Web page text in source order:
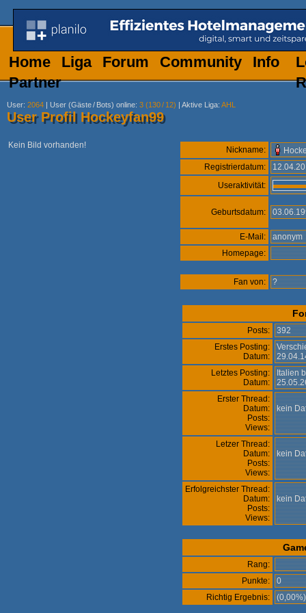
Home Liga Forum Community
Info
Partner
User: 2064 | User (Gäste/ Bots) online: 3 (130/ 12) | Aktive Liga: AHL
User Profil Hockeyfan99
Kein Bild vorhanden! Nickname:
Registrierdatum:
Useraktivität:
Geburtsdatum:
E-Mail:
anonym
Homepage:
Fan von: ?
Posts:
392
Erstes Posting:
Datum:
Letztes Posting:
Datum:
Italien
Erster Thread:
Datum:
Posts:
Views:
kein
Letzer Thread:
Datum:
Posts:
Views:
kein
Erfolgreichster Thread:
Datum:
Posts:
Views:
kein
Rang:
Punkte:
0
Richtig Ergebnis: